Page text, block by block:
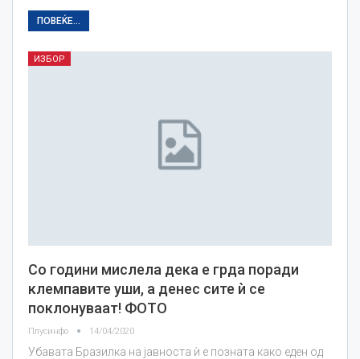
ПОВЕЌЕ...
ИЗБОР
Со години мислела дека е грда поради
клемпавите уши, а денес сите ѝ се
поклонуваат! ФОТО
Плусинфо 14/04/2020
Убавата Бразилка на јавноста ѝ е позната како еден од